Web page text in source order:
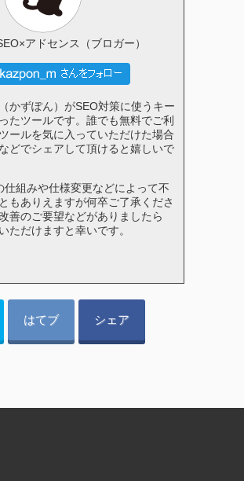
アドセンス（ブロガー）
かずぽん）がSEO対策に使うキー
たツールです。誰でも無料でご利
ールを気に入っていただけた場合
どでシェアして頂けると嬉しいで
仕組みや仕様変更などによって不
もありえますが何卒ご了承くださ
善のご要望などがありましたら
ただけますと幸いです。
はてブ シェア